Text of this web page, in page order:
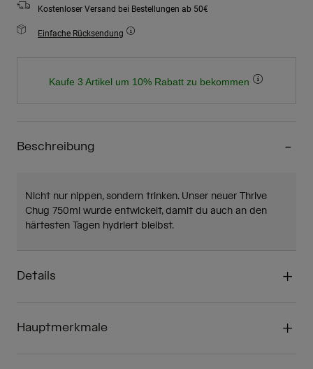
Kostenloser Versand bei Bestellungen ab 50€
Einfache Rücksendung
Kaufe 3 Artikel um 10% Rabatt zu bekommen
Beschreibung
Nicht nur nippen, sondern trinken. Unser neuer Thrive
Chug 750ml wurde entwickelt, damit du auch an den
härtesten Tagen hydriert bleibst.
Details
Hauptmerkmale